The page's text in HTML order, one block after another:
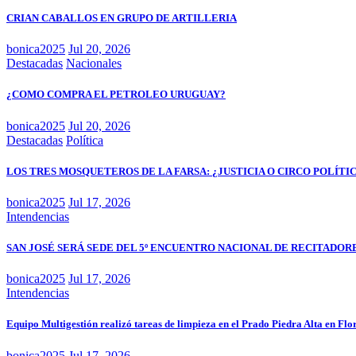
CRIAN CABALLOS EN GRUPO DE ARTILLERIA
bonica2025 Jul 20, 2026
Destacadas Nacionales
¿COMO COMPRA EL PETROLEO URUGUAY?
bonica2025 Jul 20, 2026
Destacadas Política
LOS TRES MOSQUETEROS DE LA FARSA: ¿JUSTICIA O CIRCO
bonica2025 Jul 17, 2026
Intendencias
SAN JOSÉ SERÁ SEDE DEL 5º ENCUENTRO NACIONAL DE
bonica2025 Jul 17, 2026
Intendencias
Equipo Multigestión realizó tareas de limpieza en el Prado Piedra Alta en